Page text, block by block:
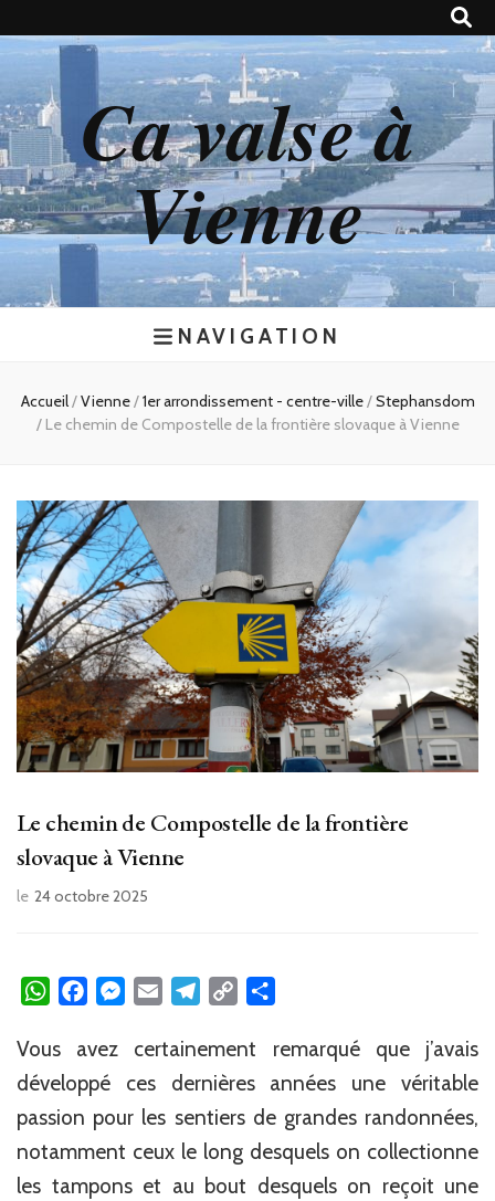
Ca valse à
Vienne
NAVIGATION
Accueil/Vienne/1er arrondissement - centre-ville/Stephansdom
/ Le chemin de Compostelle de la frontière slovaque à Vienne
Le chemin de Compostelle de la frontière
slovaque à Vienne
le 24 octobre 2025
WhatsAppFacebookMessenger
Email Telegram
Copy
Vous avez certainement remarqué que j’avais
développé ces dernières années une véritable
passion pour les sentiers de grandes randonnées,
notamment ceux le long desquels on collectionne
les tampons et au bout desquels on reçoit une